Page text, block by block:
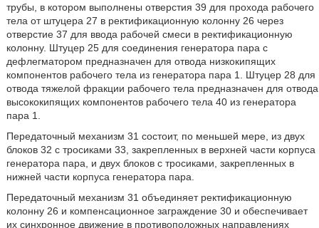
трубы, в котором выполнены отверстия 39 для прохода рабочего
тела от штуцера 27 в ректификационную колонну 26 через
отверстие 37 для ввода рабочей смеси в ректификационную
колонну. Штуцер 25 для соединения генератора пара с
дефлегматором предназначен для отвода низкокипящих
компонентов рабочего тела из генератора пара 1. Штуцер 28 для
отвода тяжелой фракции рабочего тела предназначен для отвода
высококипящих компонентов рабочего тела 40 из генератора
пара 1.
Передаточный механизм 31 состоит, по меньшей мере, из двух
блоков 32 с тросиками 33, закрепленных в верхней части корпуса
генератора пара, и двух блоков с тросиками, закрепленных в
нижней части корпуса генератора пара.
Передаточный механизм 31 объединяет ректификационную
колонну 26 и компенсационное заграждение 30 и обеспечивает
их синхронное движение в противоположных направлениях